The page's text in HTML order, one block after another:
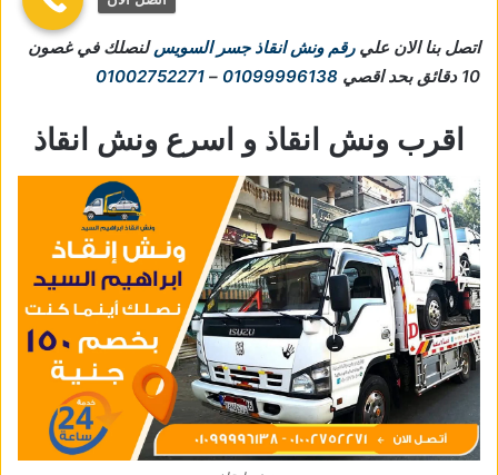
اتصل بنا الان عليرقم ونش انقاذ جسر السويسلنصلك في غصون
10 دقائق بحد اقصي
01099996138
–
01002752271
اقرب ونش انقاذ و اسرع ونش انقاذ